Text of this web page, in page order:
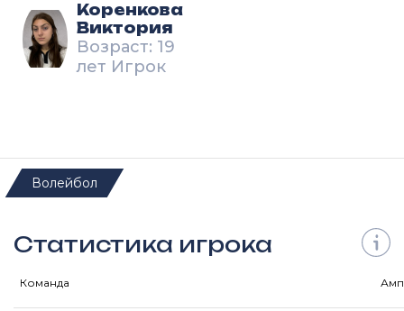
Коренкова
Виктория
Возраст: 19
лет Игрок
Волейбол
Статистика игрока
Команда